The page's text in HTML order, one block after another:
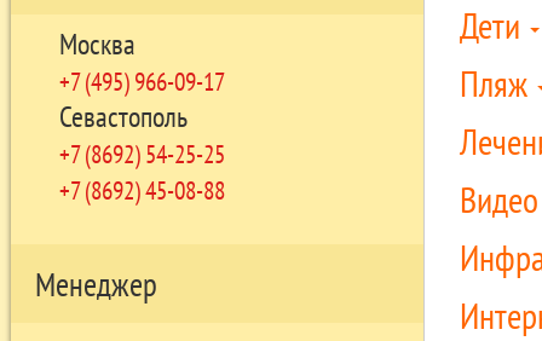
Москва
+7 (495) 966-09-17
Севастополь
+7 (8692) 54-25-25
+7 (8692) 45-08-88
Менеджер
Дети
Пляж